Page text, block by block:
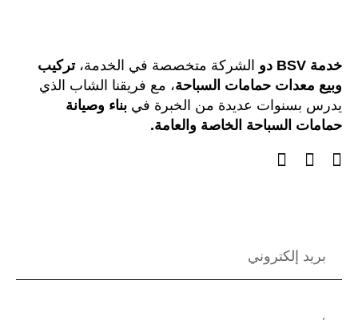
خدمة BSV دو الشركة متخصصة في الخدمة،تركيب
وبيع معدات حمامات السباحة، مع فريقنا الشاب الذي
يدرس بسنوات عديدة من الخبرة في بناء وصيانة
حمامات السباحة الخاصة والعامة.